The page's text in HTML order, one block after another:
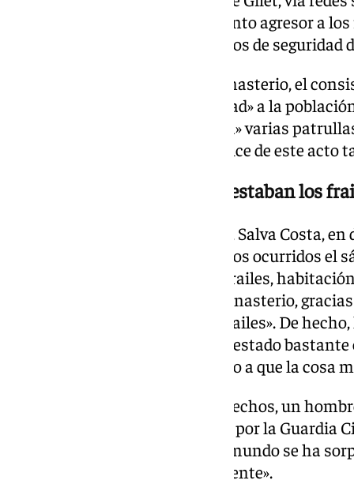
domingo la detención del presunto agresor a
agradecido a las fuerzas y cuerpos de
Tras conocerse el ataque al monasterio, el
mensaje de «calma y tranquilidad» a la
la noche «y hasta que haga falta» varias
encontraban «buscando al artífice de este acto
«No había huéspedes y solo estaban los
En esta línea, el alcalde de Gilet, Salva Costa,
Televisión, ha relatado los hechos ocurridos el
empezó a apalear a los pobres frailes,
situación caótica dentro del monasterio,
hospedería y solo estaban los frailes». De
continúa en este momento «en estado
ahora se encuentran «esperando a que la cosa
Sobre el presunto autor de los hechos, un
detenido durante la madrugada por la Guardia
no saben «nada» de él: «Todo el mundo se ha
ni en la casa ni por parte de la gente».